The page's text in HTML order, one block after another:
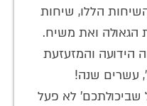
הללו, שיחות
הגאולה ואת משיח.
והמזעזעת
עשרים שנה!
שביכולתכם' לא פעל